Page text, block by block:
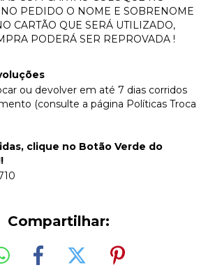
NO PEDIDO O NOME E SOBRENOME
CARTÃO QUE SERÁ UTILIZADO,
PODERÁ SER REPROVADA !
ou devolver em até 7 dias corridos
(consulte a página Políticas Troca
clique no Botão Verde do
Compartilhar: